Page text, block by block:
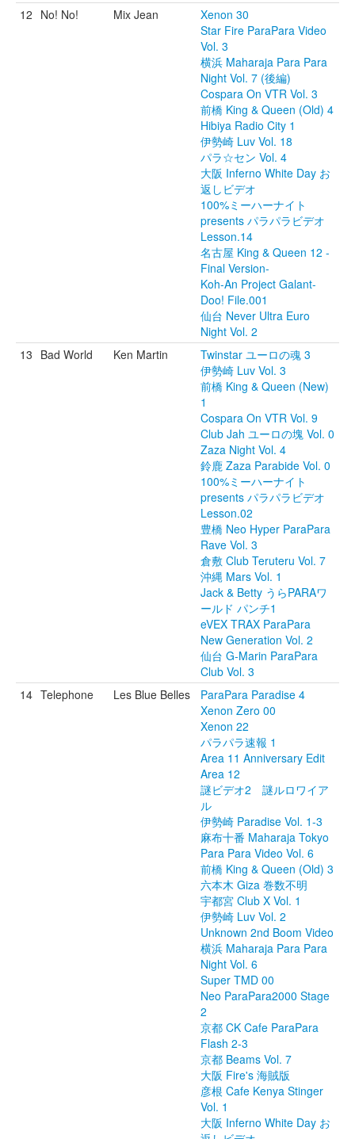
12 No! No! Mix Jean
Xenon 30
Star Fire ParaPara Video
Vol. 3
横浜 Maharaja Para Para
Night Vol. 7 (後編)
Cospara On VTR Vol. 3
前橋 King & Queen (Old) 4
Hibiya Radio City 1
伊勢崎 Luv Vol. 18
パラ☆セン Vol. 4
大阪 Inferno White Day お
返しビデオ
100%ミーハーナイト
presents パラパラビデオ
Lesson.14
名古屋 King & Queen 12 -
Final Version-
Koh-An Project Galant-
Doo! File.001
仙台 Never Ultra Euro
Night Vol. 2
13 Bad World Ken Martin
Twinstar ユーロの魂 3
伊勢崎 Luv Vol. 3
前橋 King & Queen (New)
1
Cospara On VTR Vol. 9
Club Jah ユーロの塊 Vol. 0
Zaza Night Vol. 4
鈴鹿 Zaza Parabide Vol. 0
100%ミーハーナイト
presents パラパラビデオ
Lesson.02
豊橋 Neo Hyper ParaPara
Rave Vol. 3
倉敷 Club Teruteru Vol. 7
沖縄 Mars Vol. 1
Jack & Betty うらPARAワ
ールド パンチ1
eVEX TRAX ParaPara
New Generation Vol. 2
仙台 G-Marin ParaPara
Club Vol. 3
14 Telephone Les Blue Belles
ParaPara Paradise 4
Xenon Zero 00
Xenon 22
パラパラ速報 1
Area 11 Anniversary Edit
Area 12
謎ビデオ2 謎ルロワイア
ル
伊勢崎 Paradise Vol. 1-3
麻布十番 Maharaja Tokyo
Para Para Video Vol. 6
前橋 King & Queen (Old) 3
六本木 Giza 巻数不明
宇都宮 Club X Vol. 1
伊勢崎 Luv Vol. 2
Unknown 2nd Boom Video
横浜 Maharaja Para Para
Night Vol. 6
Super TMD 00
Neo ParaPara2000 Stage
2
京都 CK Cafe ParaPara
Flash 2-3
京都 Beams Vol. 7
大阪 Fire's 海賊版
彦根 Cafe Kenya Stinger
Vol. 1
大阪 Inferno White Day お